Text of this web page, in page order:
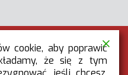
cookie, aby poprawić
że się z tym